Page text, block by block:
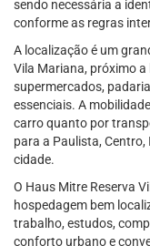
sendo necessária a
conforme as regras
A localização é um
Vila Mariana, próximo
supermercados,
essenciais. A
carro quanto por
para a Paulista,
cidade.
O Haus Mitre Reserva
hospedagem bem
trabalho, estudos,
conforto urbano e